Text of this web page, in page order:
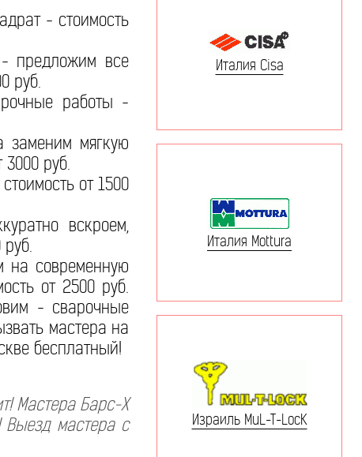
- стоимость
- предложим все
руб.
работы -
мягкую
руб.
от 1500
вскроем,
на современную
от 2500 руб.
- сварочные
мастера на
бесплатный!
Мастера Барс-Х
мастера с
Италия Cisa
Италия Mottura
Израиль MuL-T-LocK